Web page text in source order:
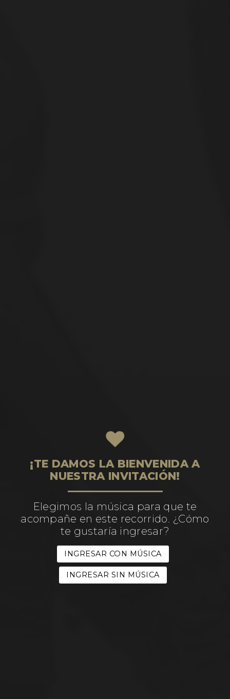
¡TE DAMOS LA BIENVENIDA A
NUESTRA INVITACIÓN!
Elegimos la música para que te
acompañe en este recorrido. ¿Cómo
te gustaría ingresar?
INGRESAR CON MÚSICA
INGRESAR SIN MÚSICA